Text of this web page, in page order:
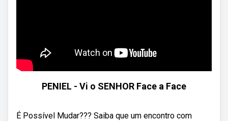
PENIEL - Vi o SENHOR Face a Face
É Possível Mudar??? Saiba que um encontro com